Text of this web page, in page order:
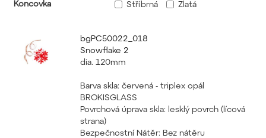
Koncovka Stříbrná Zlatá
bgPC50022_018
Snowflake 2
dia. 120mm
Barva skla: červená - triplex opál
BROKISGLASS
Povrchová úprava skla: lesklý povrch (lícová
strana)
Bezpečnostní Nátěr: Bez nátěru